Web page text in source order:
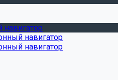
навигатор
навигатор